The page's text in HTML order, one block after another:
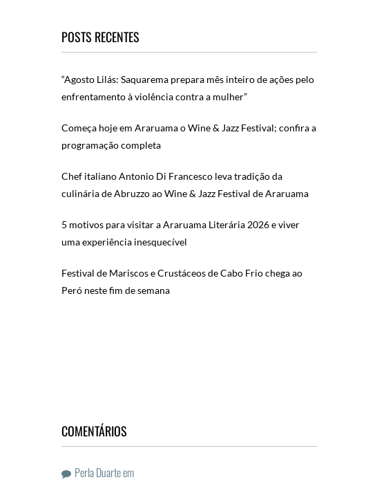
POSTS RECENTES
“Agosto Lilás: Saquarema prepara mês inteiro de ações pelo
enfrentamento à violência contra a mulher”
Começa hoje em Araruama o Wine & Jazz Festival; confira a
programação completa
Chef italiano Antonio Di Francesco leva tradição da
culinária de Abruzzo ao Wine & Jazz Festival de Araruama
5 motivos para visitar a Araruama Literária 2026 e viver
uma experiência inesquecível
Festival de Mariscos e Crustáceos de Cabo Frio chega ao
Peró neste fim de semana
COMENTÁRIOS
Perla Duarteem